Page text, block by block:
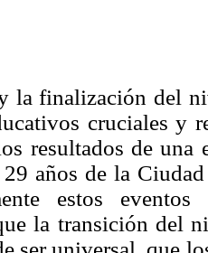
la finalización del
cruciales y
resultados de una
años de la
estos
la transición del